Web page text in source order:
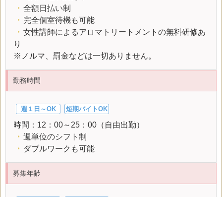
・ 全額日払い制
・ 完全個室待機も可能
・ 女性講師によるアロマトリートメントの無料研修あ
り
※ノルマ、罰金などは一切ありません。
勤務時間
週１日～OK 短期バイトOK
時間：12：00～25：00（自由出勤）
・ 週単位のシフト制
・ ダブルワークも可能
募集年齢